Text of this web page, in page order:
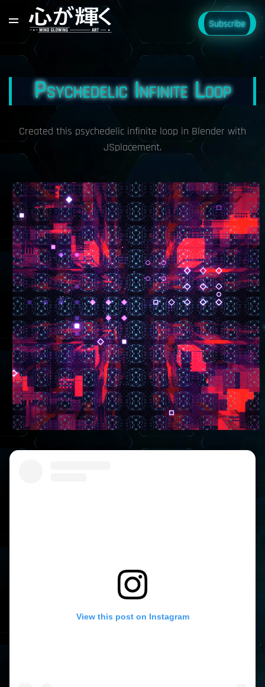
Subscribe
Psychedelic Infinite Loop
Created this psychedelic infinite loop in Blender with
JSplacement.
View this post on Instagram